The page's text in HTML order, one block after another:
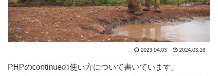
2023.04.03 2024.03.16
PHPのcontinueの使い方について書いています。